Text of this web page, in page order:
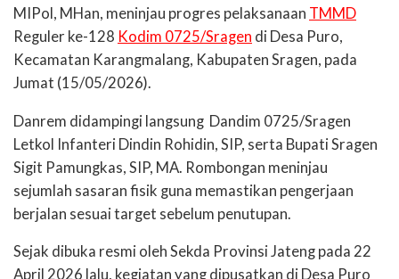
MIPol, MHan, meninjau progres pelaksanaan TMMD
Reguler ke-128 Kodim 0725/Sragen di Desa Puro,
Kecamatan Karangmalang, Kabupaten Sragen, pada
Jumat (15/05/2026).
​Danrem didampingi langsung Dandim 0725/Sragen
Letkol Infanteri Dindin Rohidin, SIP, serta Bupati Sragen
Sigit Pamungkas, SIP, MA. Rombongan meninjau
sejumlah sasaran fisik guna memastikan pengerjaan
berjalan sesuai target sebelum penutupan.
​Sejak dibuka resmi oleh Sekda Provinsi Jateng pada 22
April 2026 lalu, kegiatan yang dipusatkan di Desa Puro